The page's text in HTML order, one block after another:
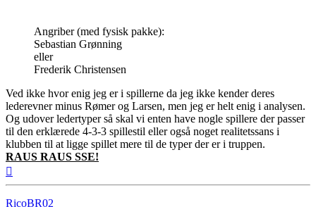
Angriber (med fysisk pakke):
Sebastian Grønning
eller
Frederik Christensen
Ved ikke hvor enig jeg er i spillerne da jeg ikke kender deres
lederevner minus Rømer og Larsen, men jeg er helt enig i analysen.
Og udover ledertyper så skal vi enten have nogle spillere der passer
til den erklærede 4-3-3 spillestil eller også noget realitetssans i
klubben til at ligge spillet mere til de typer der er i truppen.
RAUS RAUS SSE!
RicoBR02